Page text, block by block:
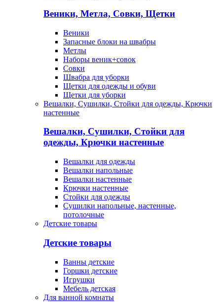
Веники, Метла, Совки, Щетки
Веники
Запасные блоки на швабры
Метлы
Наборы веник+совок
Совки
Швабра для уборки
Щетки для одежды и обуви
Щетки для уборки
Вешалки, Сушилки, Стойки для одежды, Крючки
настенные
Вешалки, Сушилки, Стойки для
одежды, Крючки настенные
Вешалки для одежды
Вешалки напольные
Вешалки настенные
Крючки настенные
Стойки для одежды
Сушилки напольные, настенные,
потолочные
Детские товары
Детские товары
Ванны детские
Горшки детские
Игрушки
Мебель детская
Для ванной комнаты